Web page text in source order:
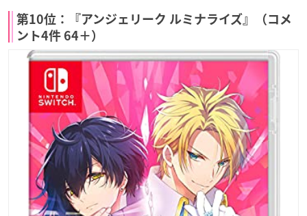
第10位：『アンジェリーク ルミナライズ』（コメ
ント4件 64＋）